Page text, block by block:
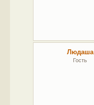
Людаша
Гость